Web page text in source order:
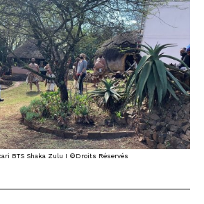
BTS Shaka Zulu I ©Droits Réservés